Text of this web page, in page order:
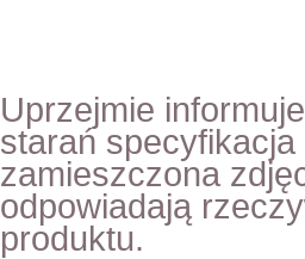
Uprzejmie
starań
zamieszczona
odpowiadają
produktu.